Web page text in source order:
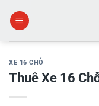
XE 16 CHỖ
Thuê Xe 16